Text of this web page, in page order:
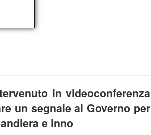
in videoconferenza
un segnale al Governo per
e inno